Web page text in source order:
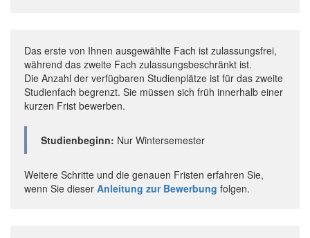
Das erste von Ihnen ausgewählte Fach ist zulassungsfrei,
während das zweite Fach zulassungsbeschränkt ist.
Die Anzahl der verfügbaren Studienplätze ist für das zweite
Studienfach begrenzt. Sie müssen sich früh innerhalb einer
kurzen Frist bewerben.
Studienbeginn: Nur Wintersemester
Weitere Schritte und die genauen Fristen erfahren Sie,
wenn Sie dieser Anleitung zur Bewerbung folgen.